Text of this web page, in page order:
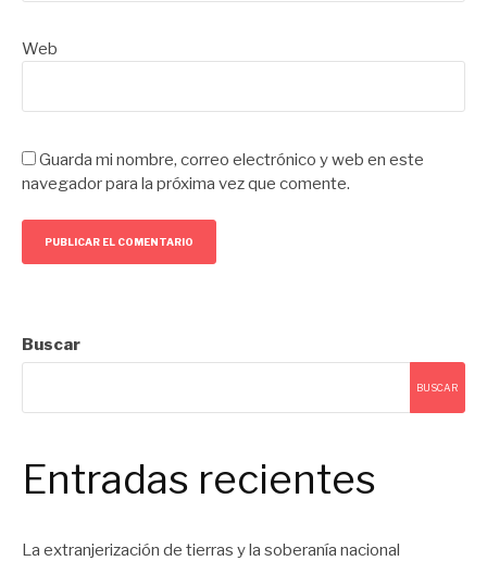
Web
Guarda mi nombre, correo electrónico y web en este
navegador para la próxima vez que comente.
Buscar
BUSCAR
Entradas recientes
La extranjerización de tierras y la soberanía nacional